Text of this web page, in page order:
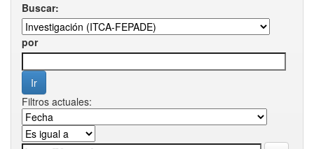
Buscar:
por
Filtros actuales: